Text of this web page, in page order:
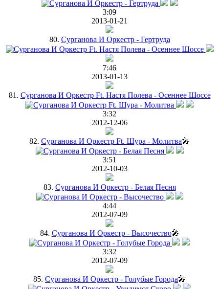
3:09
2013-01-21
80. Сурганова И Оркестр - Гертруда
7:46
2013-01-13
81. Cурганова И Оркестр Ft. Настя Полева - Осеннее Шоссе
3:32
2012-12-06
82. Сурганова И Оркестр Ft. Шура - Молитва🎤
3:51
2012-10-03
83. Сурганова И Оркестр - Белая Песня
4:44
2012-07-09
84. Сурганова И Оркестр - Высочество🎤
3:32
2012-07-09
85. Сурганова И Оркестр - Голубые Города🎤